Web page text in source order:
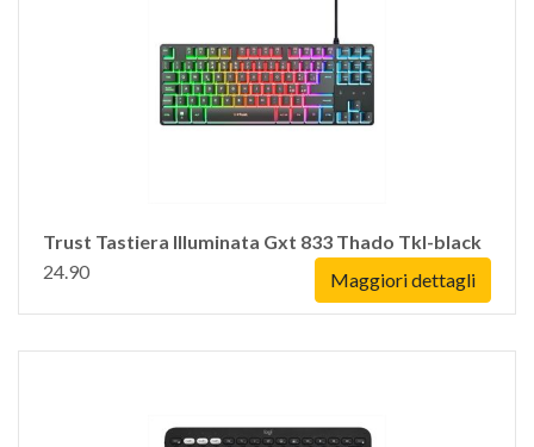
Trust Tastiera Illuminata Gxt 833 Thado Tkl-black
24.90
Maggiori dettagli